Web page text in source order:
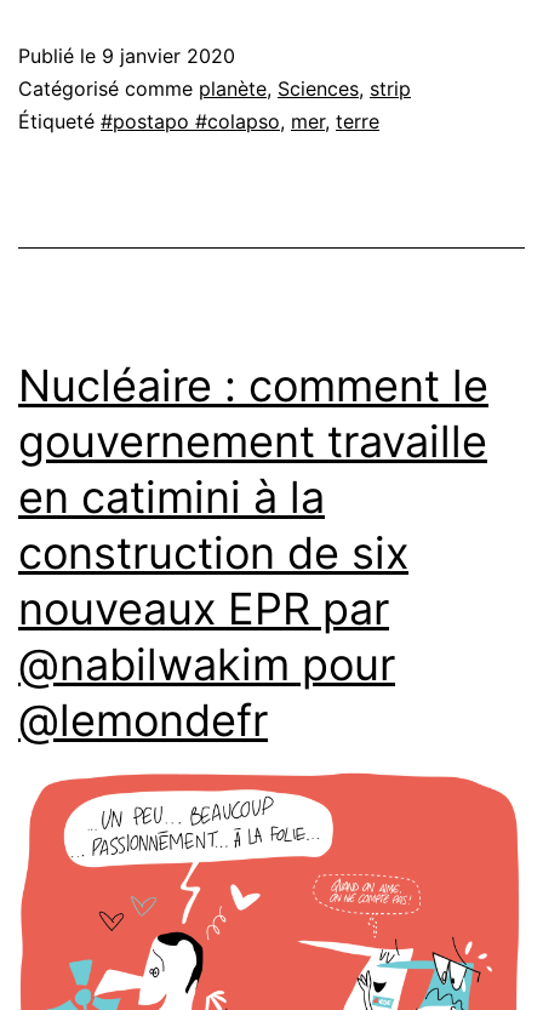
Publié le 9 janvier 2020
Catégorisé comme planète, Sciences, strip
Étiqueté #postapo #colapso, mer, terre
Nucléaire : comment le
gouvernement travaille
en catimini à la
construction de six
nouveaux EPR par
@nabilwakim pour
@lemondefr